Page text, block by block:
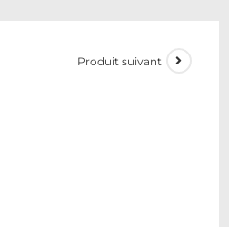
Produit suivant